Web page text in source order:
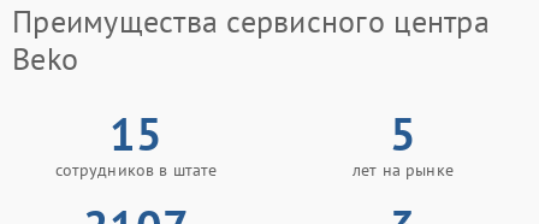
Преимущества сервисного центра
Beko
15
сотрудников в штате
5
лет на рынке